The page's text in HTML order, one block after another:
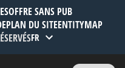
OFFRE SANS PUB
PLAN DU SITEENTITYMAP
FR